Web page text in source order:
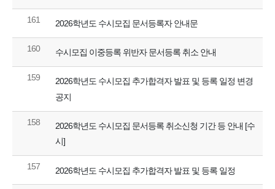
161 2026학년도 수시모집 문서등록자 안내문
160 수시모집 이중등록 위반자 문서등록 취소 안내
159
2026학년도 수시모집 추가합격자 발표 및 등록 일정 변경
공지
158
2026학년도 수시모집 문서등록 취소신청 기간 등 안내 [수
시]
157 2026학년도 수시모집 추가합격자 발표 및 등록 일정